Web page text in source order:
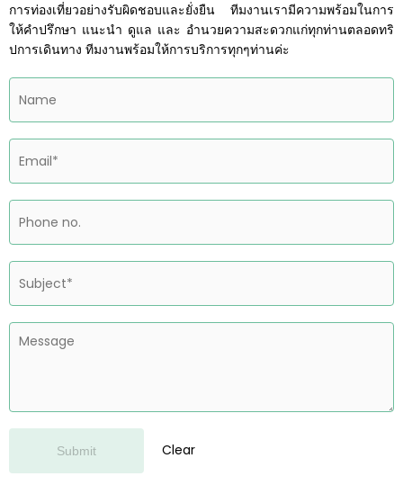
การท่องเที่ยวอย่างรับผิดชอบและยั่งยืน ทีมงานเรามีความพร้อมในการ
ให้คำปรึกษา แนะนำ ดูแล และ อำนวยความสะดวกแก่ทุกท่านตลอดทริ
ปการเดินทาง ทีมงานพร้อมให้การบริการทุกๆท่านค่ะ
Submit Clear